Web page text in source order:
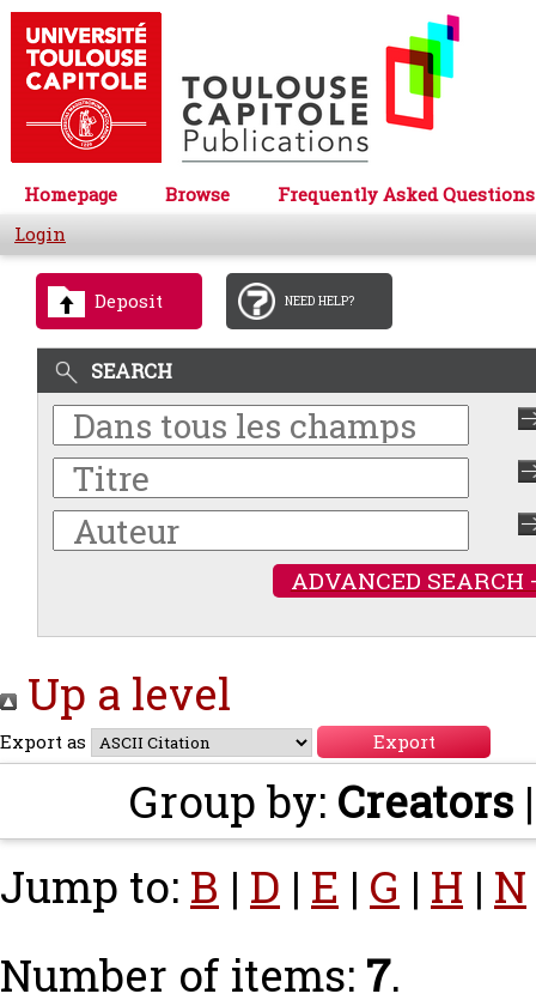
Homepage Browse
Frequently Asked Questions
Login
Deposit NEED HELP?
SEARCH
ADVANCED SEARCH
Up a level
Export as
Group by: Creators
Jump to: B | D | E | G | H | N
Number of items: 7.